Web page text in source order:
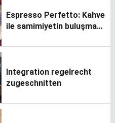
Espresso Perfetto: Kahve
ile samimiyetin buluşma
Integration regelrecht
zugeschnitten